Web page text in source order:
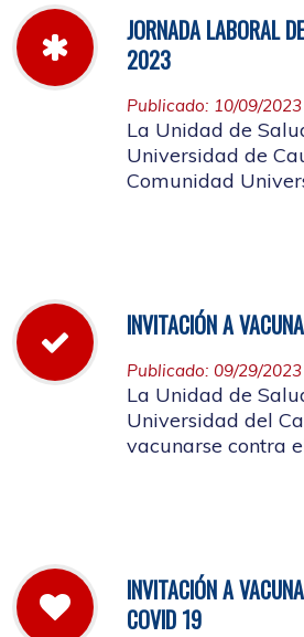
JORNADA LABORAL
2023
Publicado: 10/09/2023
La Unidad de
Universidad de
Comunidad
INVITACIÓN A
Publicado: 09/29/2023
La Unidad de
Universidad del
vacunarse contra
INVITACIÓN A
COVID 19